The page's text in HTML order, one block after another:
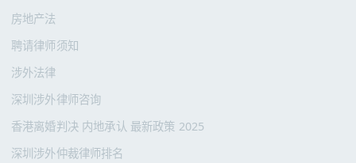
房地产法
聘请律师须知
涉外法律
深圳涉外律师咨询
香港离婚判决 内地承认 最新政策 2025
深圳涉外仲裁律师排名